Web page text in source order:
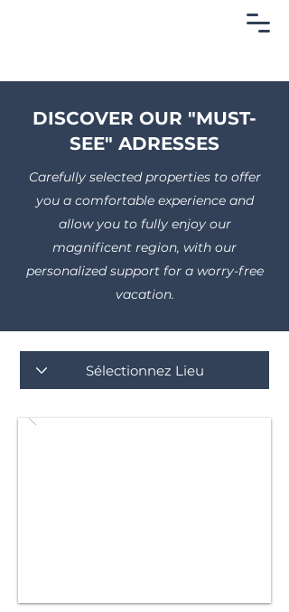
DISCOVER OUR "MUST-
SEE" ADRESSES
Carefully selected properties to offer
you a comfortable experience and
allow you to fully enjoy our
magnificent region, with our
personalized support for a worry-free
vacation.